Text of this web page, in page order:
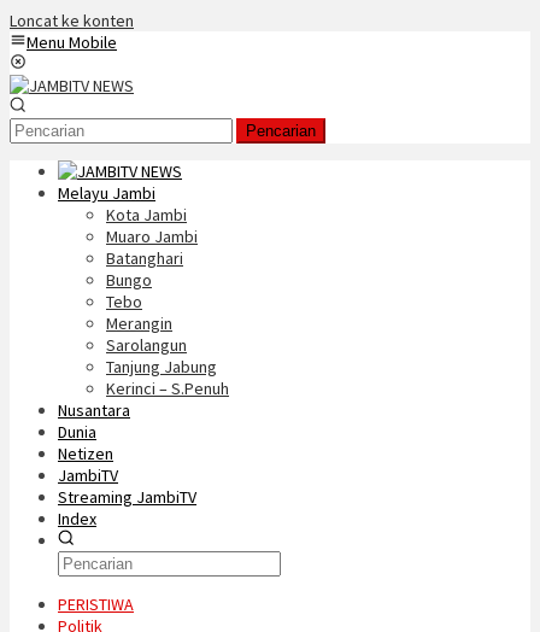
Loncat ke konten
Menu Mobile
Pencarian
Melayu Jambi
Kota Jambi
Muaro Jambi
Batanghari
Bungo
Tebo
Merangin
Sarolangun
Tanjung Jabung
Kerinci – S.Penuh
Nusantara
Dunia
Netizen
JambiTV
Streaming JambiTV
Index
PERISTIWA
Politik